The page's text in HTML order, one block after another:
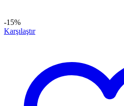
-15%
Karşılaştır